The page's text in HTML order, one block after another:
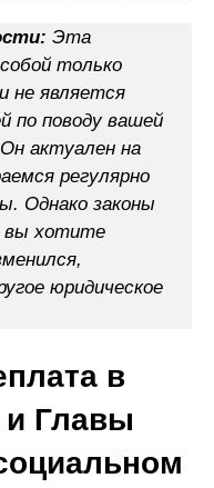
Эта
только
не является
по поводу вашей
актуален на
регулярно
Однако законы
вы хотите
юридическое
в
Главы